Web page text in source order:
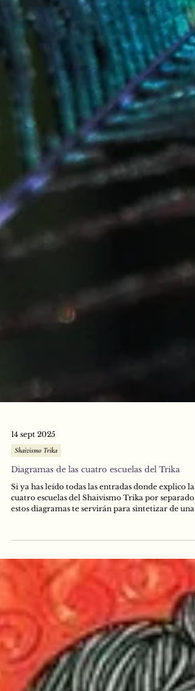
14 sept 2025
Shaivismo Trika
Diagramas de las cuatro escuelas del Trika
Si ya has leído todas las entradas donde explico las
cuatro escuelas del Shaivismo Trika por separado,
estos diagramas te servirán para sintetizar de una
manera gráfica todo lo aprendido. Si todavía no
estudiado las cuatro escuelas, primeramente
dirígete a este link: Las cuatro escuelas del Trika, y
luego, regresa para leer los diagramas.